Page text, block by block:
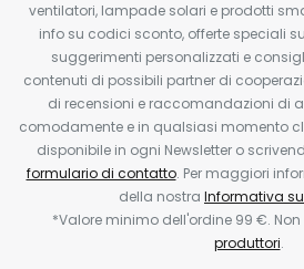
ventilatori, lampade solari e prodotti
info su codici sconto, offerte speciali
suggerimenti personalizzati e
contenuti di possibili partner di
di recensioni e raccomandazioni di
comodamente e in qualsiasi momento
disponibile in ogni Newsletter o
formulario di contatto. Per maggiori
della nostra Informativa
*Valore minimo dell'ordine 99 €.
produttori.